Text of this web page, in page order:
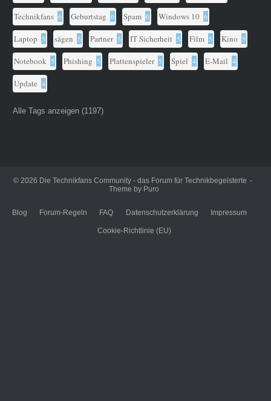
Technikfans 6 Geburtstag 6 Spam 6 Windows 10 6
Laptop 5 sägen 5 Partner 5 IT Sicherheit 5 Film 5 Kino 5
Notebook 5 Phishing 5 Plattenspieler 5 Spiel 4 E-Mail 4
Update 4
Alle Tags anzeigen (1197)
© 2026 Die Technikfans Community - das Forum für Technikbegeisterte
Theme by Puro
Blog Forum-Regeln FAQ Datenschutzerklärung Impressum
Cookie-Richtlinie (EU)